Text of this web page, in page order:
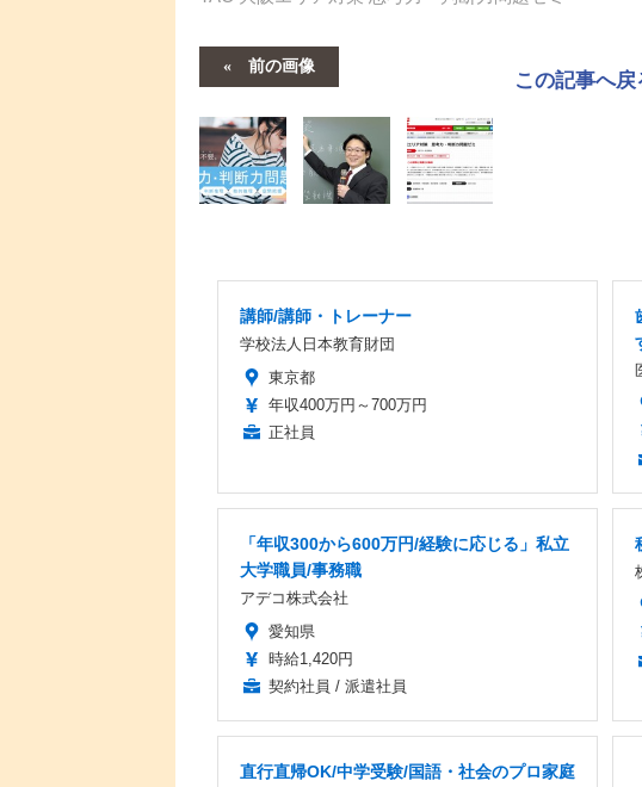
前の画像
この記事へ戻
講師/講師・トレーナー
学校法人日本教育財団
東京都
年収400万円～700万円
正社員
「年収300から600万円/経験に応じる」私立
大学職員/事務職
アデコ株式会社
愛知県
時給1,420円
契約社員 / 派遣社員
直行直帰OK/中学受験/国語・社会のプロ家庭